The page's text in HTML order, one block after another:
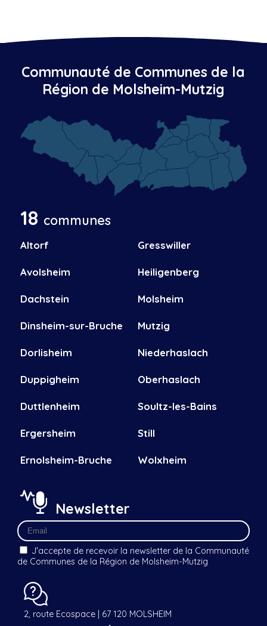
Communauté de Communes de la
Région de Molsheim-Mutzig
18 communes
Altorf
Avolsheim
Dachstein
Dinsheim-sur-Bruche
Dorlisheim
Duppigheim
Duttlenheim
Ergersheim
Ernolsheim-Bruche
Gresswiller
Heiligenberg
Molsheim
Mutzig
Niederhaslach
Oberhaslach
Soultz-les-Bains
Still
Wolxheim
Newsletter
J'accepte de recevoir la newsletter de la Communauté
de Communes de la Région de Molsheim-Mutzig
2, route Ecospace | 67 120 MOLSHEIM